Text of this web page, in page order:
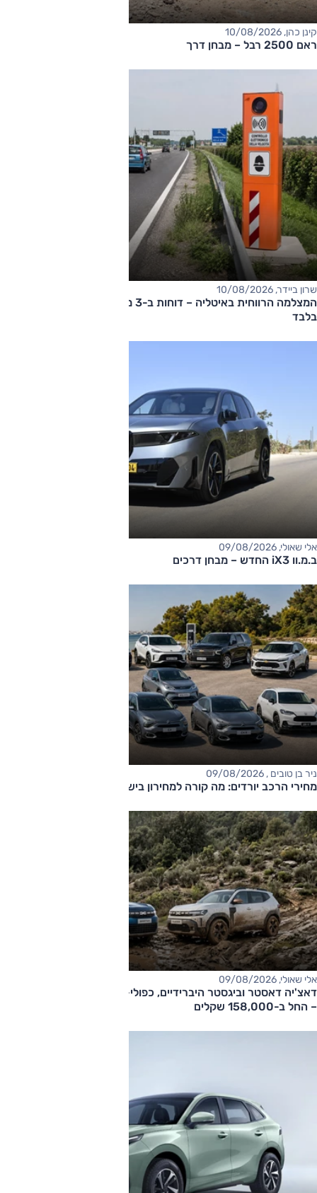
קינן כהן, 10/08/2026
ראם 2500 רבל – מבחן דרך
שרון ביידר, 10/08/2026
בלבד
אלי שאולי, 09/08/2026
ב.מ.וו iX3 החדש – מבחן דרכים
ניר בן טובים , 09/08/2026
מחירי הרכב יורדים: מה קורה למחירון בישראל?
אלי שאולי, 09/08/2026
דאצ'יה דאסטר וביגסטר היברידיים, כפולי-הנעה עם תיבה אוטומטית
– החל ב-158,000 שקלים